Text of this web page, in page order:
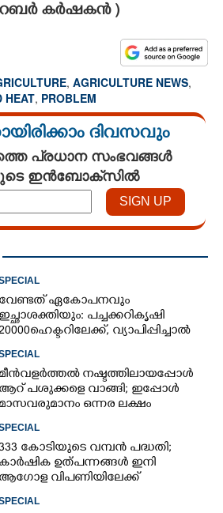
കർഷകൻ )
, AGRICULTURE NEWS,
HEAT, PROBLEM
ദിവസവും
പ്രധാന സംഭവങ്ങൾ
ഇൻബോക്സിൽ
വേണ്ടത് ഏകോപനവും
ഇച്ഛാശക്തിയും: പച്ചക്കറികൃഷി
ഹെക്ടറിലേക്ക് ,​ വ്യാപിപ്പിച്ചാൽ
മീന്‍വളര്‍ത്തല്‍ നഷ്ടത്തിലായപ്പോള്‍
ആറ് പശുക്കളെ വാങ്ങി; ഇപ്പോള്‍
മാസവരുമാനം ഒന്നര ലക്ഷം
കോടിയുടെ വമ്പന്‍ പദ്ധതി;
കാര്‍ഷിക ഉത്പന്നങ്ങള്‍ ഇനി
ആഗോള വിപണിയിലേക്ക്